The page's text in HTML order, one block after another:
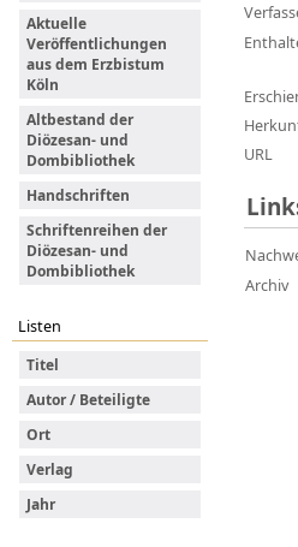
Aktuelle
Veröffentlichungen
aus dem Erzbistum
Köln
Altbestand der
Diözesan- und
Dombibliothek
Handschriften
Schriftenreihen der
Diözesan- und
Dombibliothek
Listen
Titel
Autor / Beteiligte
Ort
Verlag
Jahr
URL
Archiv